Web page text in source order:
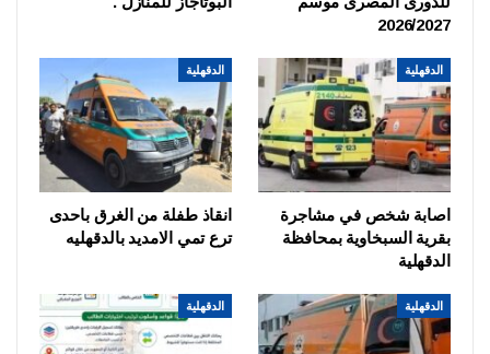
2026/2027
الدقهلية
اصابة شخص في مشاجرة
بقرية السبخاوية بمحافظة
الدقهلية
الدقهلية
انقاذ طفلة من الغرق باحدى
ترع تمي الامديد بالدقهليه
الدقهلية الدقهلية